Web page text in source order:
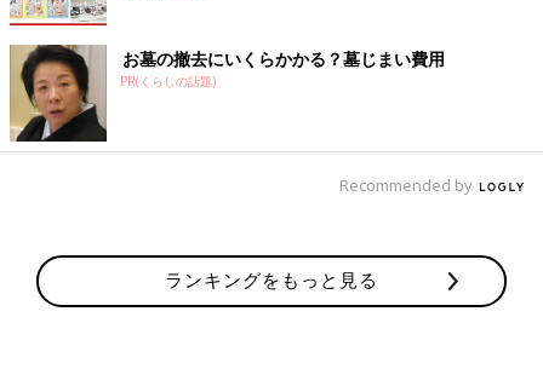
面まで木で作られていることによる通気性の良さが挙げられ、そ
所としての使用を前提に作られているため、安全性や寝心地の良
さを第一に考えられた設計になっています。
ベビーベッドとの機能・仕様面の違いについて
豊富な機能を備えたプレイヤードですが、赤ちゃんの眠る場所と
す。その理由として最も大きいのは、長時間寝る場所としての安
全性が確認できていないこと。
日本では、長時間寝る幼児用ベッドには安全基準が設定されてお
お墓の撤去にいくらかかる？墓じまい費用
PR(くらしの話題)
Recommended by
ランキングをもっと見る